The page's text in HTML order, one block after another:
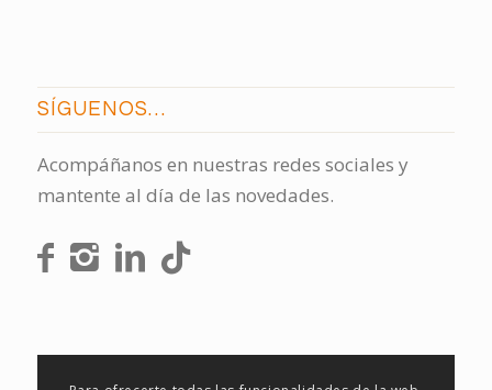
SÍGUENOS…
Acompáñanos en nuestras redes sociales y
mantente al día de las novedades.